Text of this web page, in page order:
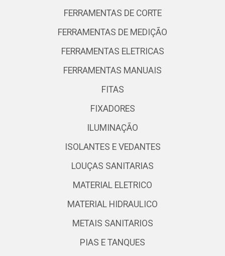
FERRAMENTAS DE CORTE
FERRAMENTAS DE MEDIÇÃO
FERRAMENTAS ELETRICAS
FERRAMENTAS MANUAIS
FITAS
FIXADORES
ILUMINAÇÃO
ISOLANTES E VEDANTES
LOUÇAS SANITARIAS
MATERIAL ELETRICO
MATERIAL HIDRAULICO
METAIS SANITARIOS
PIAS E TANQUES